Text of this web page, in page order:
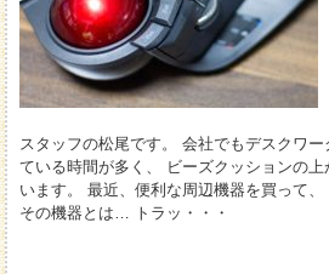
スタッフの松尾です。 会社でもデスクワ
ている時間が多く、 ビーズクッションの
います。 最近、便利な周辺機器を買って、
その機器とは… トラッ・・・